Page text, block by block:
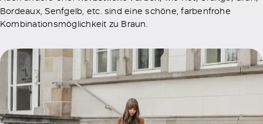
Bordeaux, Senfgelb, etc. sind eine schöne, farbenfrohe
Kombinationsmöglichkeit zu Braun.